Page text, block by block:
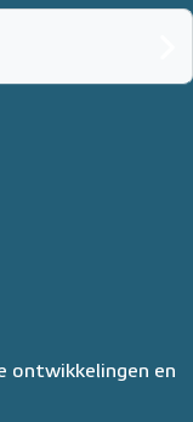
ontwikkelingen en